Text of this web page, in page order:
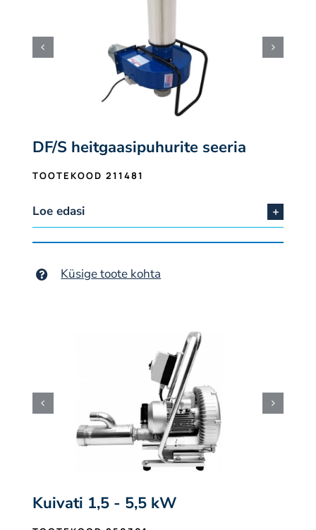
DF/S heitgaasipuhurite seeria
TOOTEKOOD 211481
Loe edasi
Küsige toote kohta
Kuivati 1,5 - 5,5 kW